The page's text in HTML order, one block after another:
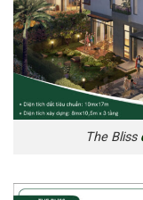
The Bliss